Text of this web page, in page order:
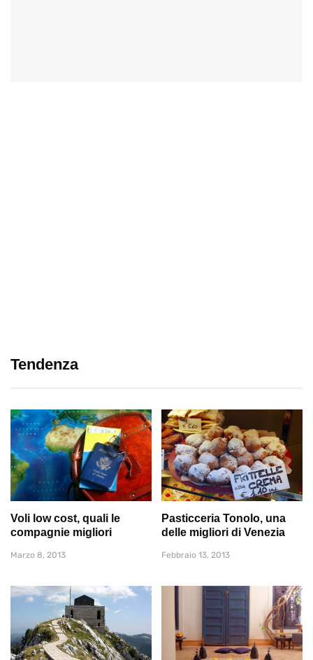
Tendenza
Voli low cost, quali le
compagnie migliori
Marzo 8, 2013
Pasticceria Tonolo, una
delle migliori di Venezia
Febbraio 13, 2013